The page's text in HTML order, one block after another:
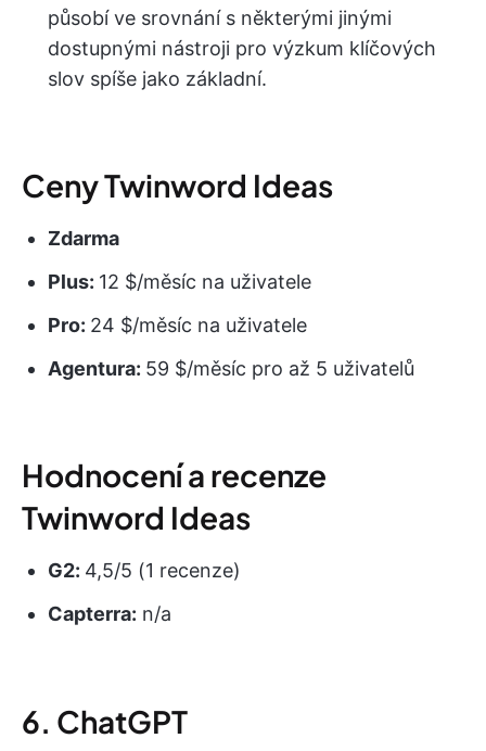
působí ve srovnání s některými jinými
dostupnými nástroji pro výzkum klíčových
slov spíše jako základní.
Ceny Twinword Ideas
Zdarma
Plus: 12 $/měsíc na uživatele
Pro: 24 $/měsíc na uživatele
Agentura: 59 $/měsíc pro až 5 uživatelů
Hodnocení a recenze
Twinword Ideas
G2: 4,5/5 (1 recenze)
Capterra: n/a
6. ChatGPT